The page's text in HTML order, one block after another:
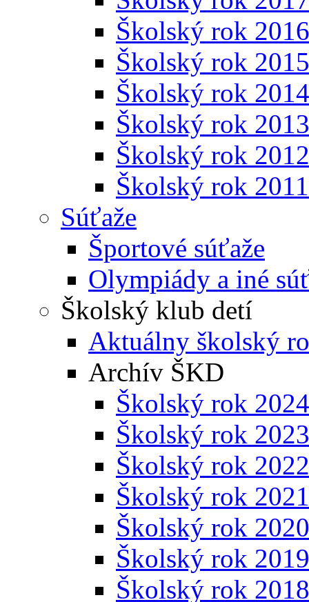
Školský rok
Školský rok
Školský rok
Školský rok
Školský rok
Školský rok
Súťaže
Športové súťaže
Olympiády a iné
Školský klub detí
Aktuálny školský
Archív ŠKD
Školský rok
Školský rok
Školský rok
Školský rok
Školský rok
Školský rok
Školský rok